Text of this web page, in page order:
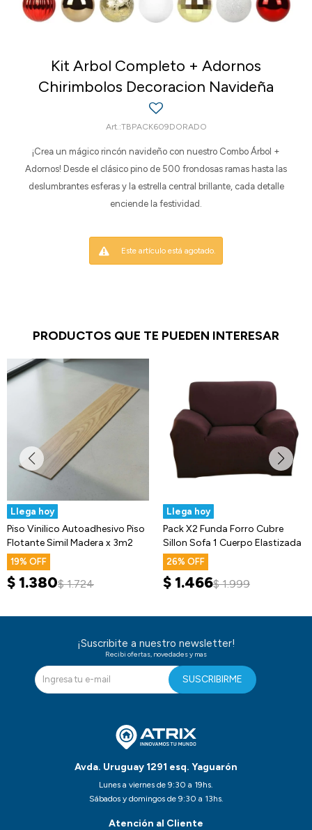
Kit Arbol Completo + Adornos
Chirimbolos Decoracion Navideña
TBPACK609DORADO
¡Crea un mágico rincón navideño con nuestro Combo Árbol +
Adornos! Desde el clásico pino de 500 frondosas ramas hasta las
deslumbrantes esferas y la estrella central brillante, cada detalle
enciende la festividad.
Este artículo está agotado.
PRODUCTOS QUE TE PUEDEN INTERESAR
Llega hoy
Piso Vinilico Autoadhesivo Piso
Flotante Simil Madera x 3m2
19
$ 1.380$ 1.724
Llega hoy
Pack X2 Funda Forro Cubre
Sillon Sofa 1 Cuerpo Elastizada
26
$ 1.466$ 1.999
Avda. Uruguay 1291 esq. Yaguarón
Lunes a viernes de 9:30 a 19hs.
Sábados y domingos de 9:30 a 13hs.
Atención al Cliente
¡Suscribite a nuestro newsletter!
Recibi ofertas, novedades y mas
SUSCRIBIRME